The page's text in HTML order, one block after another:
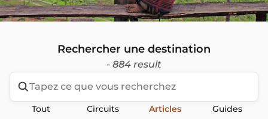
Rechercher une destination
- 884 result
Tout Circuits Articles Guides